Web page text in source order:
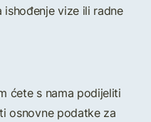
vize ili radne
ćete s nama podijeliti
osnovne podatke za